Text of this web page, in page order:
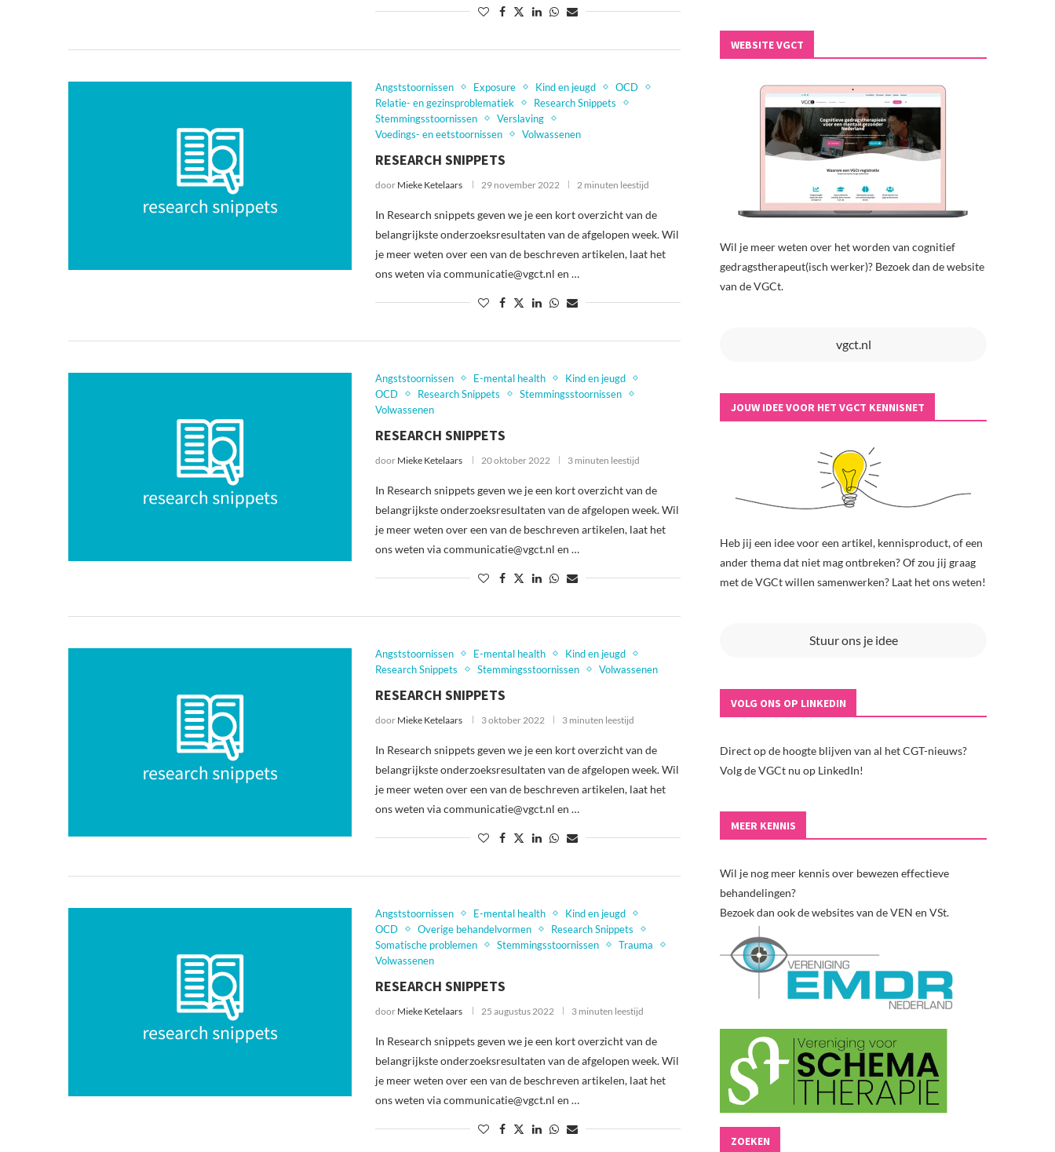
Angststoornissen Exposure Kind en jeugd
OCD
Relatie- en gezinsproblematiek
Research Snippets
Stemmingsstoornissen
Verslaving
Voedings- en eetstoornissen
Volwassenen
RESEARCH SNIPPETS
door Mieke Ketelaars 29 november 2022 2 minuten leestijd
In Research snippets geven we je een kort overzicht van de
belangrijkste onderzoeksresultaten van de afgelopen week. Wil
je meer weten over een van de beschreven artikelen, laat het
ons weten via communicatie@vgct.nl en …
Angststoornissen E-mental health
Kind en jeugd
OCD
Research Snippets
Stemmingsstoornissen
Volwassenen
RESEARCH SNIPPETS
door Mieke Ketelaars 20 oktober 2022 3 minuten leestijd
In Research snippets geven we je een kort overzicht van de
belangrijkste onderzoeksresultaten van de afgelopen week. Wil
je meer weten over een van de beschreven artikelen, laat het
ons weten via communicatie@vgct.nl en …
Angststoornissen E-mental health
Kind en jeugd
Research Snippets
Stemmingsstoornissen Volwassenen
RESEARCH SNIPPETS
door Mieke Ketelaars 3 oktober 2022 3 minuten leestijd
In Research snippets geven we je een kort overzicht van de
belangrijkste onderzoeksresultaten van de afgelopen week. Wil
je meer weten over een van de beschreven artikelen, laat het
ons weten via communicatie@vgct.nl en …
Angststoornissen E-mental health
Kind en jeugd
OCD
Overige behandelvormen
Research Snippets
Somatische problemen
Stemmingsstoornissen
Trauma
Volwassenen
RESEARCH SNIPPETS
door Mieke Ketelaars 25 augustus 2022 3 minuten leestijd
In Research snippets geven we je een kort overzicht van de
belangrijkste onderzoeksresultaten van de afgelopen week. Wil
je meer weten over een van de beschreven artikelen, laat het
ons weten via communicatie@vgct.nl en …
WEBSITE VGCT
Wil je meer weten over het worden van cognitief
gedragstherapeut(isch werker)? Bezoek dan de website
van de VGCt.
vgct.nl
JOUW IDEE VOOR HET VGCT KENNISNET
Heb jij een idee voor een artikel, kennisproduct, of een
ander thema dat niet mag ontbreken? Of zou jij graag
met de VGCt willen samenwerken? Laat het ons weten!
Stuur ons je idee
VOLG ONS OP LINKEDIN
Direct op de hoogte blijven van al het CGT-nieuws?
Volg de VGCt nu op LinkedIn!
MEER KENNIS
Wil je nog meer kennis over bewezen effectieve
behandelingen?
Bezoek dan ook de websites van de VEN en VSt.
ZOEKEN